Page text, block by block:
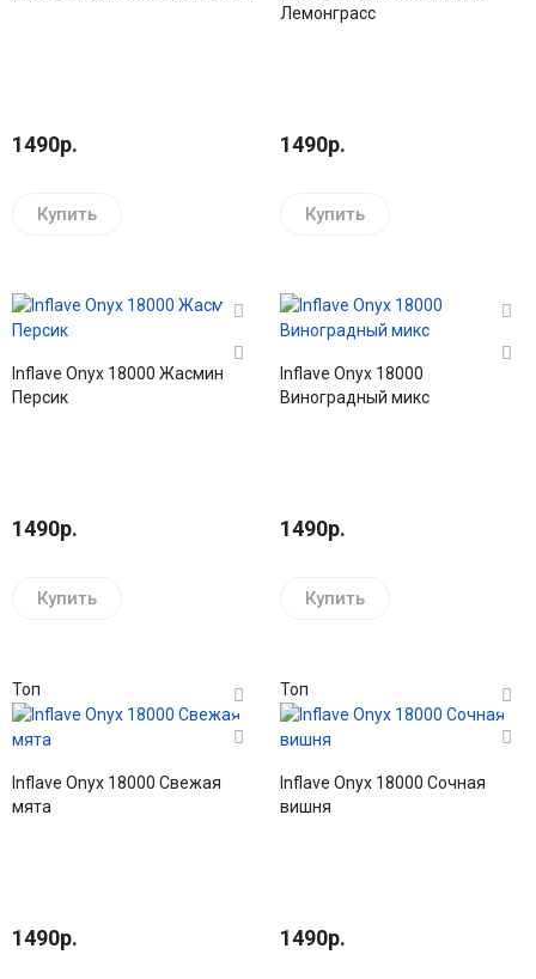
1490р.
Купить
Лемонграсс
1490р.
Купить
Inflave Onyx 18000 Жасмин
Персик
1490р.
Купить
Inflave Onyx 18000
Виноградный микс
1490р.
Купить
Топ
Inflave Onyx 18000 Свежая
мята
1490р.
Топ
Inflave Onyx 18000 Сочная
вишня
1490р.